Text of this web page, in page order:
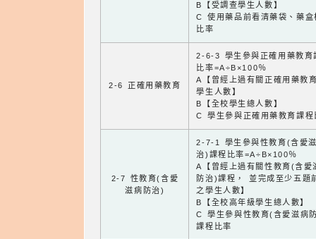
B【受調查學生人數】
C 使用藥品前看清藥袋、藥盒
比率
2-6 正確用藥教育
2-6-3 學生參與正確用藥教育
比率=A÷B×100％
A【曾經上過有關正確用藥教
學生人數】
B【全校學生總人數】
C 學生參與正確用藥教育課程
2-7 性教育(含愛
滋病防治)
2-7-1 學生參與性教育(含愛
治)課程比率=A÷B×100％
A【曾經上過有關性教育(含愛
防治)課程， 並完成至少五題
之學生人數】
B【全校高年級學生總人數】
C 學生參與性教育(含愛滋病
課程比率